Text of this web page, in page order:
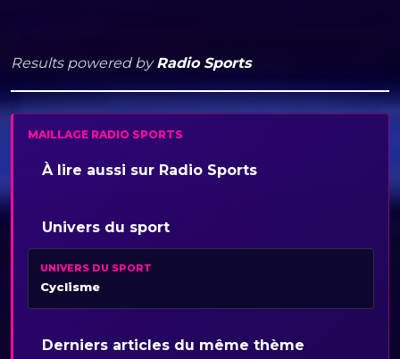
Results powered byRadio Sports
MAILLAGE RADIO SPORTS
À lire aussi sur Radio Sports
Univers du sport
UNIVERS DU SPORT
Cyclisme
Derniers articles du même thème